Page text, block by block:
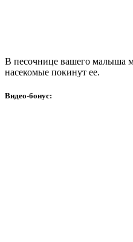
В песочнице вашего малыша
насекомые покинут ее.
Видео-бонус: